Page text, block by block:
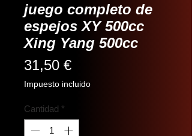
juego completo de
espejos XY 500cc
Xing Yang 500cc
31,50 €Precio
Impuesto incluido
Cantidad *